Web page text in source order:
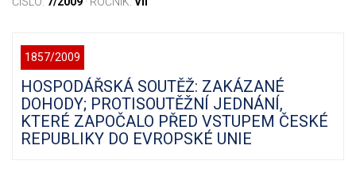
1857/2009
HOSPODÁŘSKÁ SOUTĚŽ: ZAKÁZANÉ
DOHODY; PROTISOUTĚŽNÍ JEDNÁNÍ,
KTERÉ ZAPOČALO PŘED VSTUPEM ČESKÉ
REPUBLIKY DO EVROPSKÉ UNIE